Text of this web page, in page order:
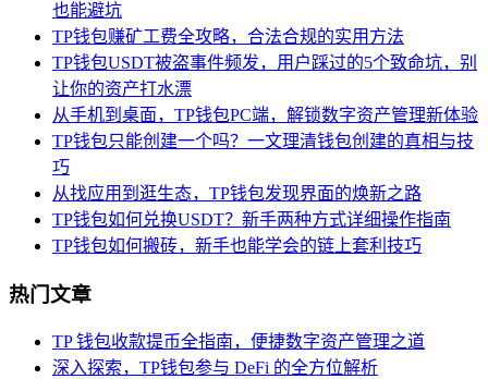
也能避坑
TP钱包赚矿工费全攻略，合法合规的实用方法
TP钱包USDT被盗事件频发，用户踩过的5个致命坑，别
让你的资产打水漂
从手机到桌面，TP钱包PC端，解锁数字资产管理新体验
TP钱包只能创建一个吗？一文理清钱包创建的真相与技
巧
从找应用到逛生态，TP钱包发现界面的焕新之路
TP钱包如何兑换USDT？新手两种方式详细操作指南
TP钱包如何搬砖，新手也能学会的链上套利技巧
热门文章
TP 钱包收款提币全指南，便捷数字资产管理之道
深入探索，TP钱包参与 DeFi 的全方位解析